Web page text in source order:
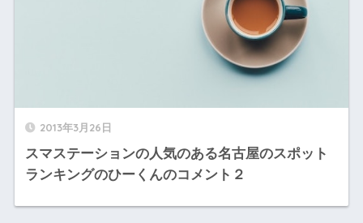
2013年3月26日
スマステーションの人気のある名古屋のスポット
ランキングのひーくんのコメント２